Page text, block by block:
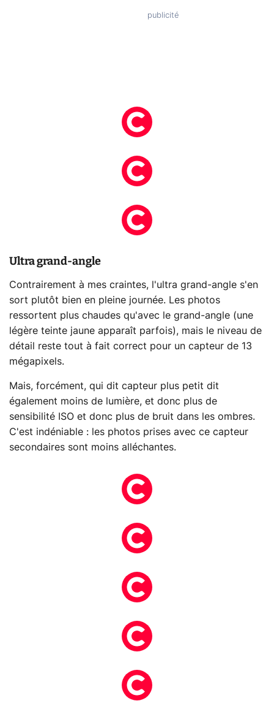
Ultra grand-angle
Contrairement à mes craintes, l'ultra grand-angle s'en
sort plutôt bien en pleine journée. Les photos
ressortent plus chaudes qu'avec le grand-angle (une
légère teinte jaune apparaît parfois), mais le niveau de
détail reste tout à fait correct pour un capteur de 13
mégapixels.
Mais, forcément, qui dit capteur plus petit dit
également moins de lumière, et donc plus de
sensibilité ISO et donc plus de bruit dans les ombres.
C'est indéniable : les photos prises avec ce capteur
secondaires sont moins alléchantes.